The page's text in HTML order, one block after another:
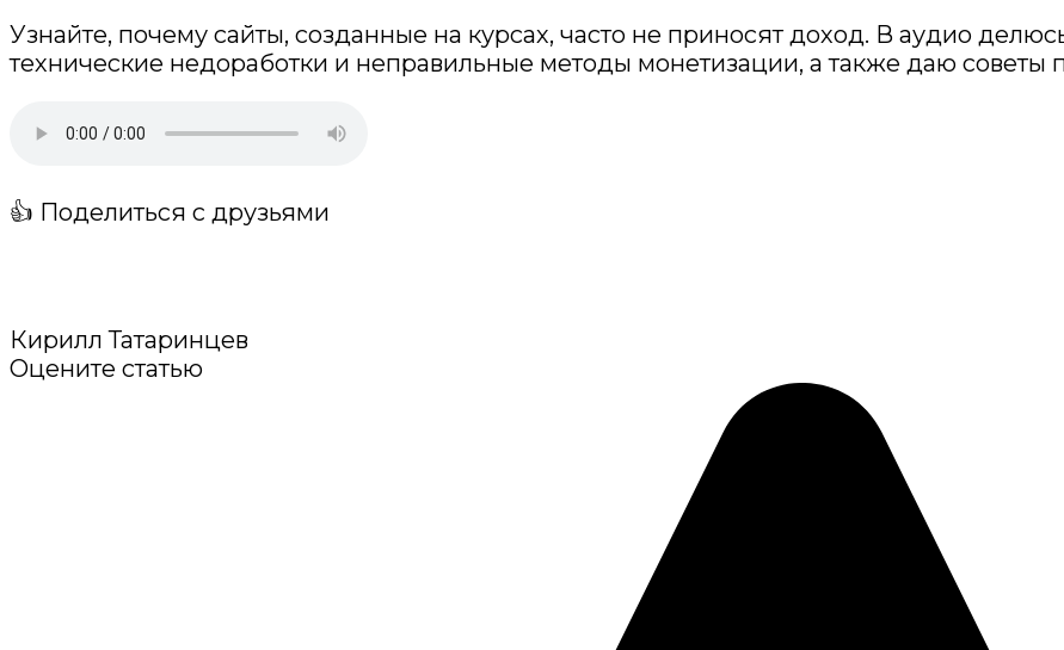
Узнайте, почему сайты, созданные на курсах, часто не приносят доход. В аудио
технические недоработки и неправильные методы монетизации, а также даю советы
👍 Поделиться с друзьями
Кирилл Татаринцев
Оцените статью